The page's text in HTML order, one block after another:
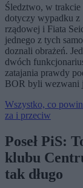
Śledztwo, w
dotyczy wypadku z
rządowej i Fiata
jednego z tych
doznali obrażeń.
dwóch
zatajania prawdy
BOR byli wezwani
Wszystko, co
za i przeciw
Poseł PiS:
klubu
tak długo